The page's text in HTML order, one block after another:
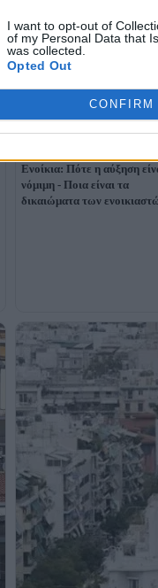
I want to opt-out of
of my Personal Data that
was collected.
Opted Out
CONFIRM
Ενοίκια: Πότε η αύξηση
νόμιμη - Ποια είναι τα
δικαιώματα των